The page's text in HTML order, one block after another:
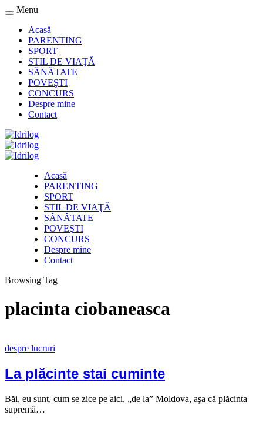
Menu
Acasă
PARENTING
SPORT
STIL DE VIAŢĂ
SĂNĂTATE
POVEŞTI
CONCURS
Despre mine
Contact
Acasă
PARENTING
SPORT
STIL DE VIAŢĂ
SĂNĂTATE
POVEŞTI
CONCURS
Despre mine
Contact
Browsing Tag
placinta ciobaneasca
despre lucruri
La plăcinte stai cuminte
Băi, eu sunt, cum se zice pe aici, „de la” Moldova, aşa că plăcinta
supremă…